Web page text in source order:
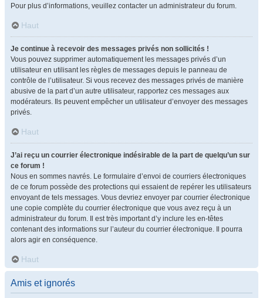
Pour plus d’informations, veuillez contacter un administrateur du forum.
Haut
Je continue à recevoir des messages privés non sollicités !
Vous pouvez supprimer automatiquement les messages privés d’un
utilisateur en utilisant les règles de messages depuis le panneau de
contrôle de l’utilisateur. Si vous recevez des messages privés de manière
abusive de la part d’un autre utilisateur, rapportez ces messages aux
modérateurs. Ils peuvent empêcher un utilisateur d’envoyer des messages
privés.
Haut
J’ai reçu un courrier électronique indésirable de la part de quelqu’un sur
ce forum !
Nous en sommes navrés. Le formulaire d’envoi de courriers électroniques
de ce forum possède des protections qui essaient de repérer les utilisateurs
envoyant de tels messages. Vous devriez envoyer par courrier électronique
une copie complète du courrier électronique que vous avez reçu à un
administrateur du forum. Il est très important d’y inclure les en-têtes
contenant des informations sur l’auteur du courrier électronique. Il pourra
alors agir en conséquence.
Haut
Amis et ignorés